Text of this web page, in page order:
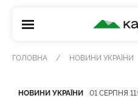
КАРАЧУН
ГОЛОВНА НОВИНИ УКРАЇНИ
Категорія
НОВИНИ УКРАЇНИ
Дата публікації 01 СЕРПНЯ